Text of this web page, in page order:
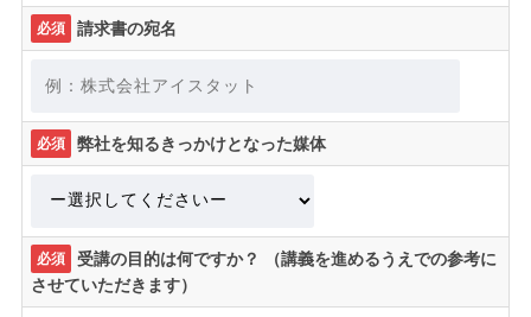
必須 請求書の宛名
必須 弊社を知るきっかけとなった媒体
必須
受講の目的は何ですか？ （講義を進めるうえでの参考に
させていただきます）